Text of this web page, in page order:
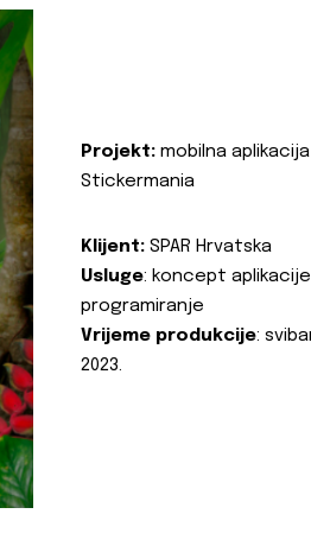
Projekt: mobilna aplikacija
Stickermania
Klijent: SPAR Hrvatska
Usluge: koncept aplikacije
programiranje
Vrijeme produkcije:
2023.